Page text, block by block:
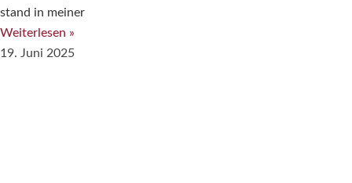
stand in meiner
Weiterlesen »
19. Juni 2025